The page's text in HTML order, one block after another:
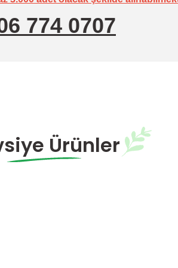
774 0707
Ürünler